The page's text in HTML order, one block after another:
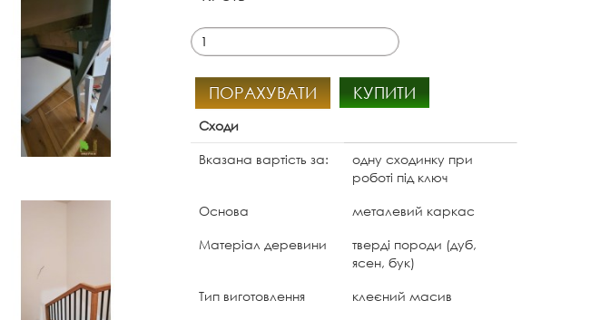
ПОРАХУВАТИ КУПИТИ
Сходи
Вказана вартість за:
одну сходинку при
роботі під ключ
Основа
металевий каркас
Матеріал деревини
тверді породи (дуб,
ясен, бук)
Тип виготовлення
клеєний масив